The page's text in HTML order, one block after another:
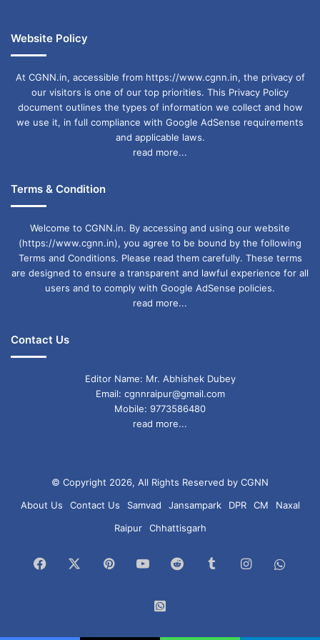
Website Policy
At CGNN.in, accessible from https://www.cgnn.in, the privacy of
our visitors is one of our top priorities. This Privacy Policy
document outlines the types of information we collect and how
we use it, in full compliance with Google AdSense requirements
and applicable laws.
read more...
Terms & Condition
Welcome to CGNN.in. By accessing and using our website
(https://www.cgnn.in), you agree to be bound by the following
Terms and Conditions. Please read them carefully. These terms
are designed to ensure a transparent and lawful experience for all
users and to comply with Google AdSense policies.
read more...
Contact Us
Editor Name: Mr. Abhishek Dubey
Email: cgnnraipur@gmail.com
Mobile: 9773586480
read more...
© Copyright 2026, All Rights Reserved by CGNN
About Us
Contact Us Samvad Jansampark DPR CM
Naxal
Raipur
Chhattisgarh
Facebook PinterestYouTubeReddit TumblrInstagram